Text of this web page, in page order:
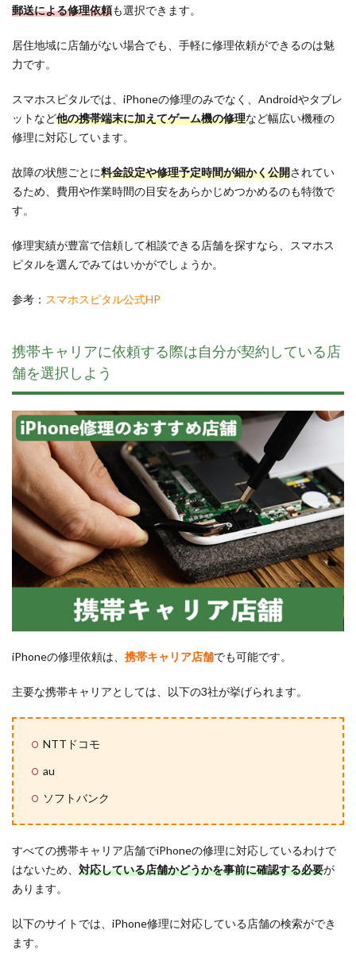
郵送による修理依頼も選択できます。
居住地域に店舗がない場合でも、手軽に修理依頼ができるのは魅
力です。
スマホスピタルでは、iPhoneの修理のみでなく、Androidやタブレ
ットなど他の携帯端末に加えてゲーム機の修理など幅広い機種の
修理に対応しています。
故障の状態ごとに料金設定や修理予定時間が細かく公開されてい
るため、費用や作業時間の目安をあらかじめつかめるのも特徴で
す。
修理実績が豊富で信頼して相談できる店舗を探すなら、スマホス
ピタルを選んでみてはいかがでしょうか。
参考： スマホスピタル公式HP
携帯キャリアに依頼する際は自分が契約している店
舗を選択しよう
iPhoneの修理依頼は、 携帯キャリア店舗でも可能です。
主要な携帯キャリアとしては、以下の3社が挙げられます。
NTTドコモ
au
ソフトバンク
すべての携帯キャリア店舗でiPhoneの修理に対応しているわけで
はないため、 対応している店舗かどうかを事前に確認する必要が
あります。
以下のサイトでは、iPhone修理に対応している店舗の検索ができ
ます。